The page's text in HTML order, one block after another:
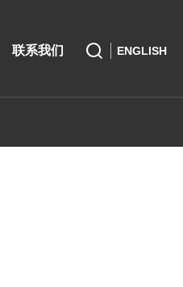
联系我们 ENGLISH